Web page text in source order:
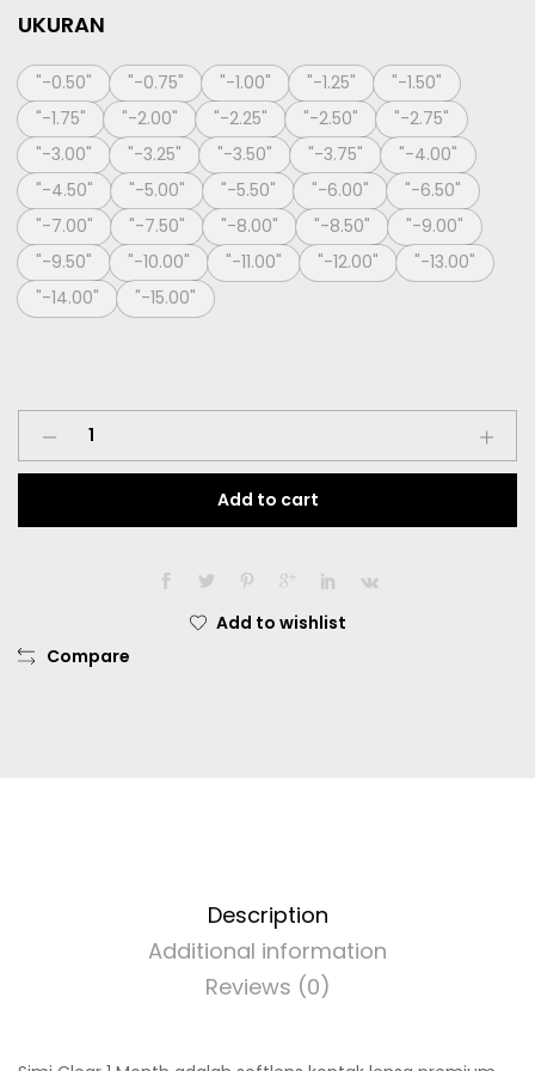
UKURAN
"-0.50" "-0.75" "-1.00" "-1.25"
"-1.50"
"-1.75"
"-2.00" "-2.25" "-2.50"
"-2.75"
"-3.00"
"-3.25" "-3.50" "-3.75"
"-4.00"
"-4.50"
"-5.00" "-5.50" "-6.00"
"-6.50"
"-7.00"
"-7.50" "-8.00" "-8.50"
"-9.00"
"-9.50"
"-10.00" "-11.00" "-12.00"
"-13.00"
"-14.00"
"-15.00"
Softlens
Clear
Month
Add to cart
Add to wishlist
Compare
Description
Additional information
Reviews (0)